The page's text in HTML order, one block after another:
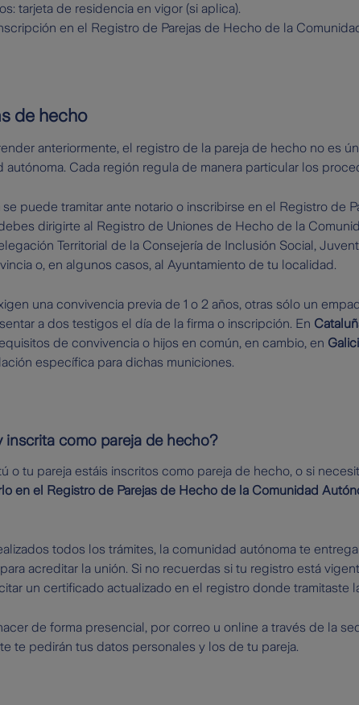
tarjeta de residencia en vigor (si aplica).
en el Registro de Parejas de Hecho de la
de hecho
anteriormente, el registro de la pareja de hecho no es
autónoma. Cada región regula de manera particular los
se puede tramitar ante notario o inscribirse en el Registro de
dirigirte al Registro de Uniones de Hecho de la
Territorial de la Consejería de Inclusión Social,
o, en algunos casos, al Ayuntamiento de tu localidad.
una convivencia previa de 1 o 2 años, otras sólo un
a dos testigos el día de la firma o inscripción. En
de convivencia o hijos en común, en cambio, en
específica para dichas municiones.
inscrita como pareja de hecho?
o tu pareja estáis inscritos como pareja de hecho, o si
en el Registro de Parejas de Hecho de la Comunidad
todos los trámites, la comunidad autónoma te
acreditar la unión. Si no recuerdas si tu registro está
un certificado actualizado en el registro donde tramitaste
de forma presencial, por correo u online a través de la
te pedirán tus datos personales y los de tu pareja.